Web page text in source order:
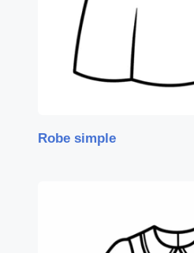
Robe simple